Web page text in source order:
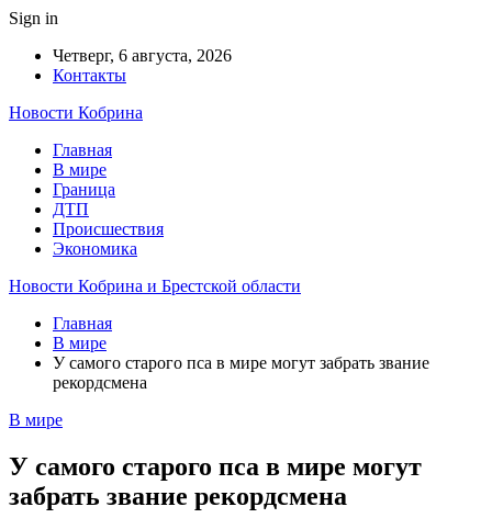
Sign in
Четверг, 6 августа, 2026
Контакты
Новости Кобрина
Главная
В мире
Граница
ДТП
Происшествия
Экономика
Новости Кобрина и Брестской области
Главная
В мире
У самого старого пса в мире могут забрать звание
рекордсмена
В мире
У самого старого пса в мире могут
забрать звание рекордсмена